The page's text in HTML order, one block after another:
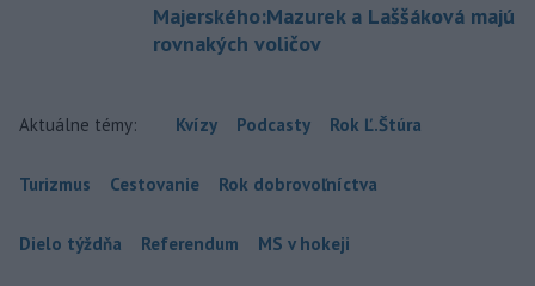
Majerského:Mazurek a Laššáková majú
rovnakých voličov
Aktuálne témy: Kvízy Podcasty Rok Ľ.Štúra
Turizmus Cestovanie Rok dobrovoľníctva
Dielo týždňa Referendum MS v hokeji